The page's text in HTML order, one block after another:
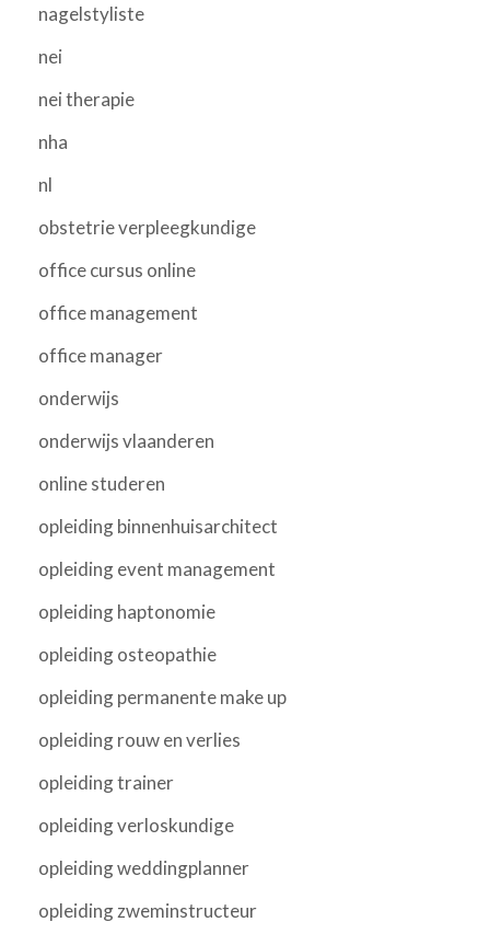
nagelstyliste
nei
nei therapie
nha
nl
obstetrie verpleegkundige
office cursus online
office management
office manager
onderwijs
onderwijs vlaanderen
online studeren
opleiding binnenhuisarchitect
opleiding event management
opleiding haptonomie
opleiding osteopathie
opleiding permanente make up
opleiding rouw en verlies
opleiding trainer
opleiding verloskundige
opleiding weddingplanner
opleiding zweminstructeur